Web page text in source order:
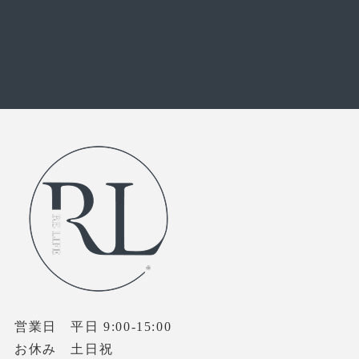
営業日 平日 9:00-15:00
お休み 土日祝